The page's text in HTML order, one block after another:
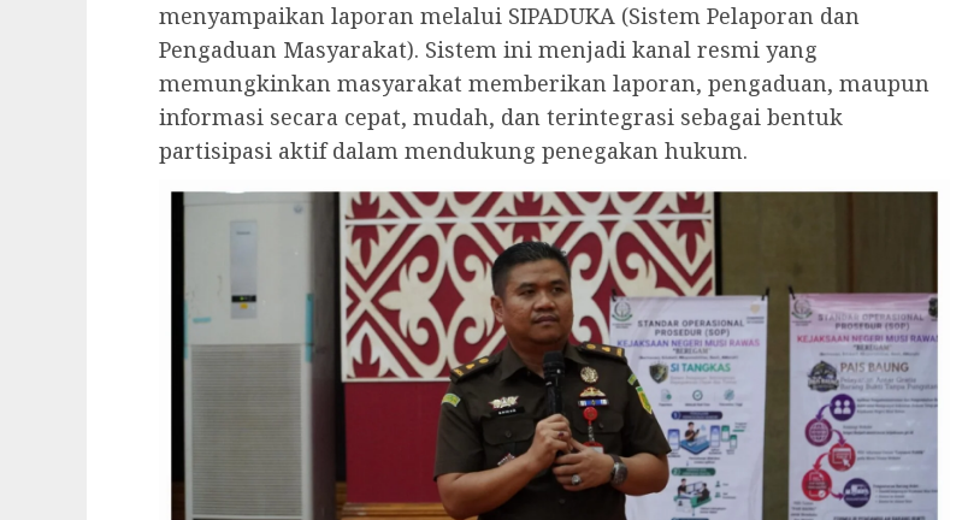
menyampaikan laporan melalui SIPADUKA (Sistem Pelaporan dan
Pengaduan Masyarakat). Sistem ini menjadi kanal resmi yang
memungkinkan masyarakat memberikan laporan, pengaduan, maupun
informasi secara cepat, mudah, dan terintegrasi sebagai bentuk
partisipasi aktif dalam mendukung penegakan hukum.